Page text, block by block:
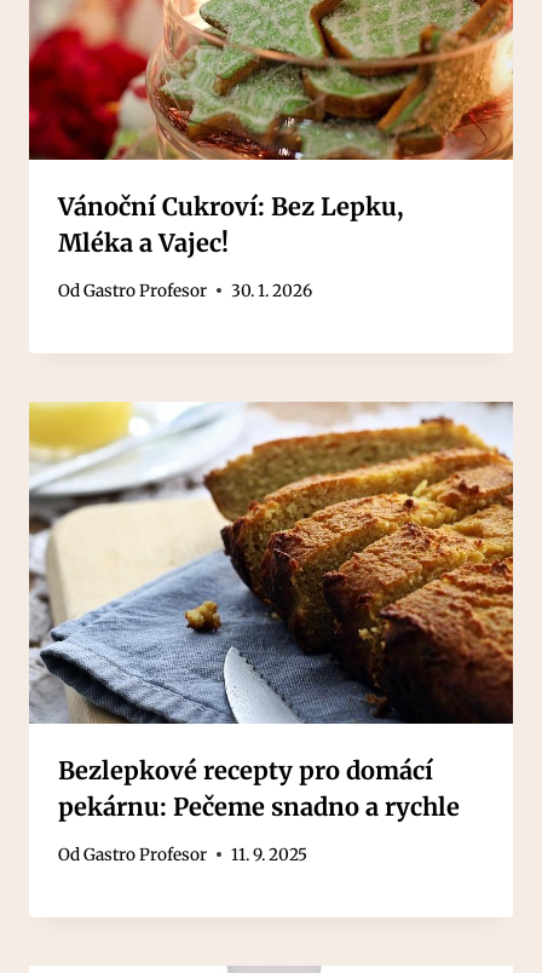
Vánoční Cukroví: Bez Lepku,
Mléka a Vajec!
OdGastro Profesor 30. 1. 2026
Bezlepkové recepty pro domácí
pekárnu: Pečeme snadno a rychle
OdGastro Profesor 11. 9. 2025